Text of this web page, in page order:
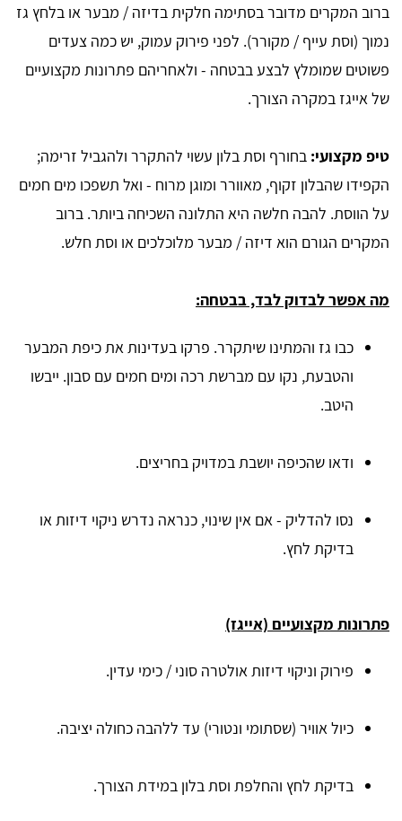
ברוב המקרים מדובר בסתימה חלקית בדיזה / מבער או בלחץ גז
נמוך (וסת עייף / מקורר). לפני פירוק עמוק, יש כמה צעדים
פשוטים שמומלץ לבצע בבטחה - ולאחריהם פתרונות מקצועיים
של אייגז במקרה הצורך.
טיפ מקצועי: בחורף וסת בלון עשוי להתקרר ולהגביל זרימה;
הקפידו שהבלון זקוף, מאוורר ומוגן מרוח - ואל תשפכו מים חמים
על הווסת. להבה חלשה היא התלונה השכיחה ביותר. ברוב
המקרים הגורם הוא דיזה / מבער מלוכלכים או וסת חלש.
מה אפשר לבדוק לבד, בבטחה:
כבו גז והמתינו שיתקרר. פרקו בעדינות את כיפת המבער
והטבעת, נקו עם מברשת רכה ומים חמים עם סבון. ייבשו
היטב.
ודאו שהכיפה יושבת במדויק בחריצים.
נסו להדליק - אם אין שינוי, כנראה נדרש ניקוי דיזות או
בדיקת לחץ.
פתרונות מקצועיים (אייגז)
פירוק וניקוי דיזות אולטרה סוני / כימי עדין.
כיול אוויר (שסתומי ונטורי) עד ללהבה כחולה יציבה.
בדיקת לחץ והחלפת וסת בלון במידת הצורך.